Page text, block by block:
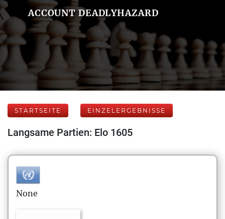
ACCOUNT DEADLYHAZARD
STARTSEITE EINZELERGEBNISSE
Langsame Partien: Elo 1605
None